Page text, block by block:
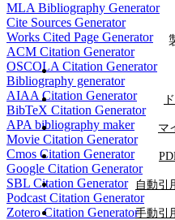
MLA Bibliography Generator
Cite Sources Generator
Works Cited Page Generator
ACM Citation Generator
OSCOLA Citation Generator
Bibliography generator
AIAA Citation Generator
BibTeX Citation Generator
APA bibliography maker
Movie Citation Generator
Cmos Citation Generator
Google Citation Generator
SBL Citation Generator
Podcast Citation Generator
Zotero Citation Generator
マ
自動引
手動引